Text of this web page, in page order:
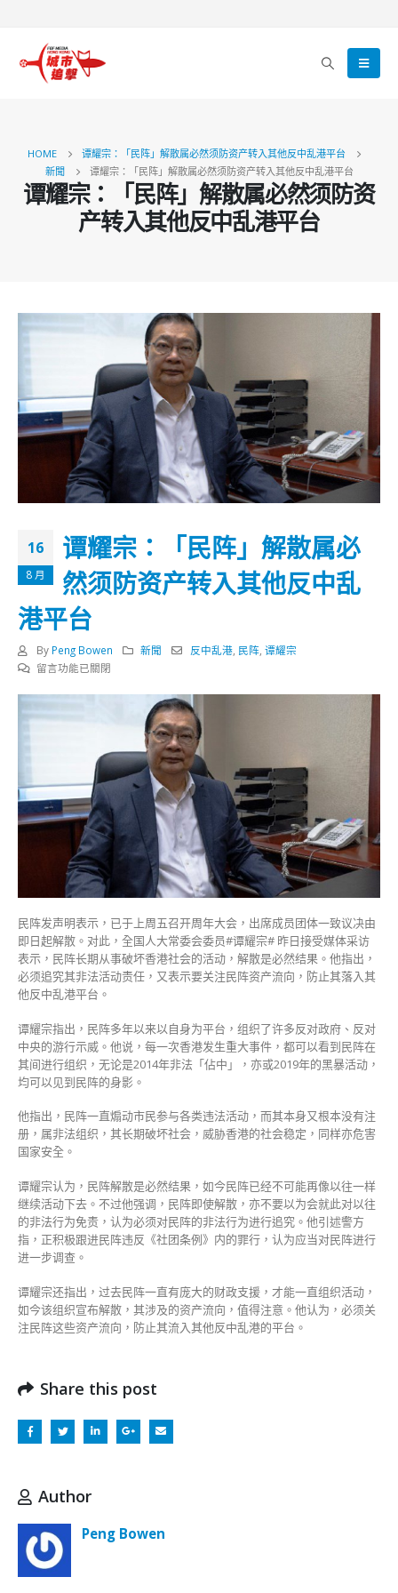
HOME
谭耀宗：「民阵」解散属必然须防资产转入其他反中乱港平台
新聞
谭耀宗：「民阵」解散属必然须防资产转入其他反中乱港平台
谭耀宗：「民阵」解散属必然须防资
产转入其他反中乱港平台
16
8 月
谭耀宗：「民阵」解散属必
然须防资产转入其他反中乱
港平台
By Peng Bowen 新聞 反中乱港 民阵 ,谭耀宗
在
宗：
散
属
必
资
产
转
入
其
他
反
中
乱
港
平
台〉
中
留言功能已關閉
民阵发声明表示，已于上周五召开周年大会，出席成员团体一致议决由
即日起解散。对此，全国人大常委会委员#谭耀宗# 昨日接受媒体采访
表示，民阵长期从事破坏香港社会的活动，解散是必然结果。他指出，
必须追究其非法活动责任，又表示要关注民阵资产流向，防止其落入其
他反中乱港平台。
谭耀宗指出，民阵多年以来以自身为平台，组织了许多反对政府、反对
中央的游行示威。他说，每一次香港发生重大事件，都可以看到民阵在
其间进行组织，无论是2014年非法「佔中」，亦或2019年的黑暴活动，
均可以见到民阵的身影。
他指出，民阵一直煽动市民参与各类违法活动，而其本身又根本没有注
册，属非法组织，其长期破坏社会，威胁香港的社会稳定，同样亦危害
国家安全。
谭耀宗认为，民阵解散是必然结果，如今民阵已经不可能再像以往一样
继续活动下去。不过他强调，民阵即使解散，亦不要以为会就此对以往
的非法行为免责，认为必须对民阵的非法行为进行追究。他引述警方
指，正积极跟进民阵违反《社团条例》内的罪行，认为应当对民阵进行
进一步调查。
谭耀宗还指出，过去民阵一直有庞大的财政支援，才能一直组织活动，
如今该组织宣布解散，其涉及的资产流向，值得注意。他认为，必须关
注民阵这些资产流向，防止其流入其他反中乱港的平台。
Share this post
Author
Peng Bowen